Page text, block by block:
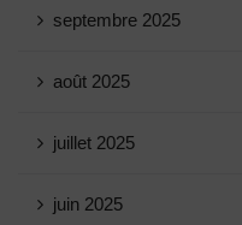
septembre 2025
août 2025
juillet 2025
juin 2025